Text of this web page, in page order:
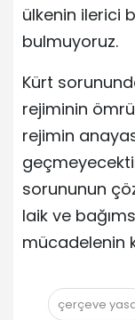
ülkenin ilerici
bulmuyoruz.
Kürt
rejiminin
rejimin
sorununun
laik ve
mücadelenin
çerçeve